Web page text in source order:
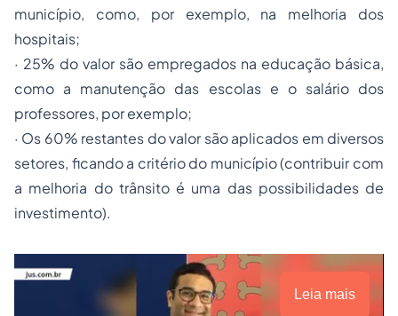
município, como, por exemplo, na melhoria dos
hospitais;
· 25% do valor são empregados na educação básica,
como a manutenção das escolas e o salário dos
professores, por exemplo;
· Os 60% restantes do valor são aplicados em diversos
setores, ficando a critério do município (contribuir com
a melhoria do trânsito é uma das possibilidades de
investimento).
Leia mais